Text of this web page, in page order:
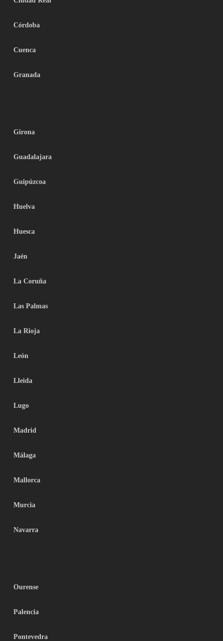
Córdoba
Cuenca
Granada
Girona
Guadalajara
Guipúzcoa
Huelva
Huesca
Jaén
La Coruña
Las Palmas
La Rioja
León
Lleida
Lugo
Madrid
Málaga
Mallorca
Murcia
Navarra
Ourense
Palencia
Pontevedra